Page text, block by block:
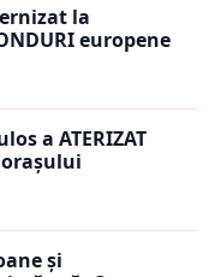
la
europene
a ATERIZAT
orașului
și